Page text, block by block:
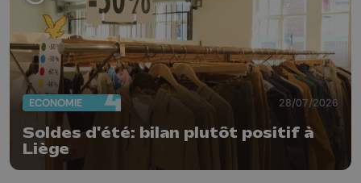
ECONOMIE 28/07/2026
Soldes d'été: bilan plutôt positif à
Liège